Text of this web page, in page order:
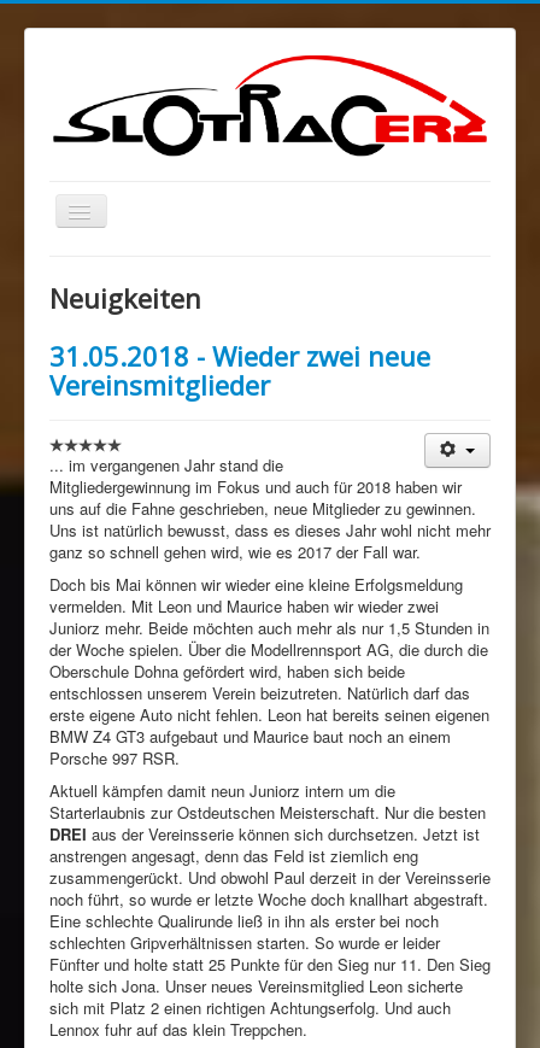
Navigation
an/aus
MELKUSRING
Region Ost
Verein
Sponsoren/Förderer
Spenden
Rechtliches
Rennbahn mieten!
Neuigkeiten
31.05.2018 - Wieder zwei neue
Vereinsmitglieder
... im vergangenen Jahr stand die
Mitgliedergewinnung im Fokus und auch für 2018 haben wir
uns auf die Fahne geschrieben, neue Mitglieder zu gewinnen.
Uns ist natürlich bewusst, dass es dieses Jahr wohl nicht mehr
ganz so schnell gehen wird, wie es 2017 der Fall war.
Doch bis Mai können wir wieder eine kleine Erfolgsmeldung
vermelden. Mit Leon und Maurice haben wir wieder zwei
Juniorz mehr. Beide möchten auch mehr als nur 1,5 Stunden in
der Woche spielen. Über die Modellrennsport AG, die durch die
Oberschule Dohna gefördert wird, haben sich beide
entschlossen unserem Verein beizutreten. Natürlich darf das
erste eigene Auto nicht fehlen. Leon hat bereits seinen eigenen
BMW Z4 GT3 aufgebaut und Maurice baut noch an einem
Porsche 997 RSR.
Aktuell kämpfen damit neun Juniorz intern um die
Starterlaubnis zur Ostdeutschen Meisterschaft. Nur die besten
DREI aus der Vereinsserie können sich durchsetzen. Jetzt ist
anstrengen angesagt, denn das Feld ist ziemlich eng
zusammengerückt. Und obwohl Paul derzeit in der Vereinsserie
noch führt, so wurde er letzte Woche doch knallhart abgestraft.
Eine schlechte Qualirunde ließ in ihn als erster bei noch
schlechten Gripverhältnissen starten. So wurde er leider
Fünfter und holte statt 25 Punkte für den Sieg nur 11. Den Sieg
holte sich Jona. Unser neues Vereinsmitglied Leon sicherte
sich mit Platz 2 einen richtigen Achtungserfolg. Und auch
Lennox fuhr auf das klein Treppchen.